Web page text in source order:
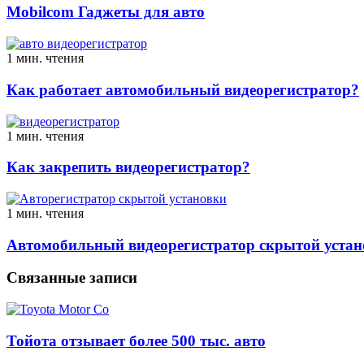
Mobilcom Гаджеты для авто
1 мин. чтения
Как работает автомобильный видеорегистратор?
1 мин. чтения
Как закрепить видеорегистратор?
1 мин. чтения
Автомобильный видеорегистратор скрытой
Связанные записи
Тойота отзывает более 500 тыс. авто